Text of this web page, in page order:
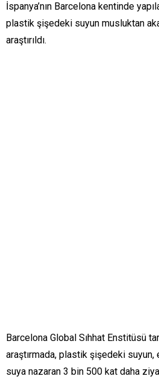
İspanya’nın Barcelona kentinde
plastik şişedeki suyun musluktan
araştırıldı.
Barcelona Global Sıhhat Enstitüsü
araştırmada, plastik şişedeki
suya nazaran 3 bin 500 kat daha